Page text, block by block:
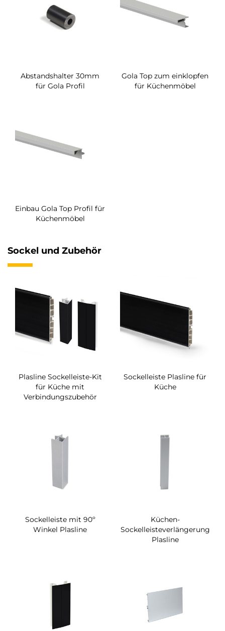
Abstandshalter 30mm
für Gola Profil
Gola Top zum einklopfen
für Küchenmöbel
Einbau Gola Top Profil für
Küchenmöbel
Sockel und Zubehör
Plasline Sockelleiste-Kit
für Küche mit
Verbindungszubehör
Sockelleiste Plasline für
Küche
Sockelleiste mit 90º
Winkel Plasline
Küchen-
Sockelleisteverlängerung
Plasline